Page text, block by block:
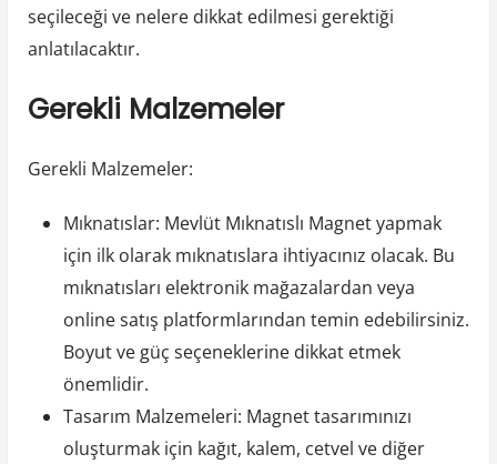
seçileceği ve nelere dikkat edilmesi gerektiği
anlatılacaktır.
Gerekli Malzemeler
Gerekli Malzemeler:
Mıknatıslar: Mevlüt Mıknatıslı Magnet yapmak
için ilk olarak mıknatıslara ihtiyacınız olacak. Bu
mıknatısları elektronik mağazalardan veya
online satış platformlarından temin edebilirsiniz.
Boyut ve güç seçeneklerine dikkat etmek
önemlidir.
Tasarım Malzemeleri: Magnet tasarımınızı
oluşturmak için kağıt, kalem, cetvel ve diğer